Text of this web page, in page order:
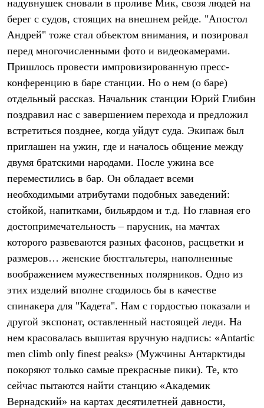
С синтетическим утеплителем
Аксессуары для спальников
Сумки и баулы
Баулы
Кошельки
Сумки
Гермомешки
Полезные аксессуары
Книги
Коврики
Обувь
Сапоги
Ботинки
Мужская обувь
Ботинки
Кроссовки
Сапоги
Гамаши
Бахилы
Тапочки
Чуни
Уход за обувью
Головные уборы
Шапки
Кепки и бейсболки
Повязки
Шарфы
Панамы
Перчатки и рукавицы
Перчатки
надувнушек сновали в проливе Мик, свозя людей на
берег с судов, стоящих на внешнем рейде. "Апостол
Андрей" тоже стал объектом внимания, и позировал
перед многочисленными фото и видеокамерами.
Пришлось провести импровизированную пресс-
конференцию в баре станции. Но о нем (о баре)
отдельный рассказ. Начальник станции Юрий Глибин
поздравил нас с завершением перехода и предложил
встретиться позднее, когда уйдут суда. Экипаж был
приглашен на ужин, где и началось общение между
двумя братскими народами. После ужина все
переместились в бар. Он обладает всеми
необходимыми атрибутами подобных заведений:
стойкой, напитками, бильярдом и т.д. Но главная его
достопримечательность – парусник, на мачтах
которого развеваются разных фасонов, расцветки и
размеров… женские бюстгальтеры, наполненные
воображением мужественных полярников. Одно из
этих изделий вполне сгодилось бы в качестве
спинакера для "Кадета". Нам с гордостью показали и
другой экспонат, оставленный настоящей леди. На
нем красовалась вышитая вручную надпись: «Antartic
men climb only finest peaks» (Мужчины Антарктиды
покоряют только самые прекрасные пики). Те, кто
сейчас пытаются найти станцию «Академик
Вернадский» на картах десятилетней давности,